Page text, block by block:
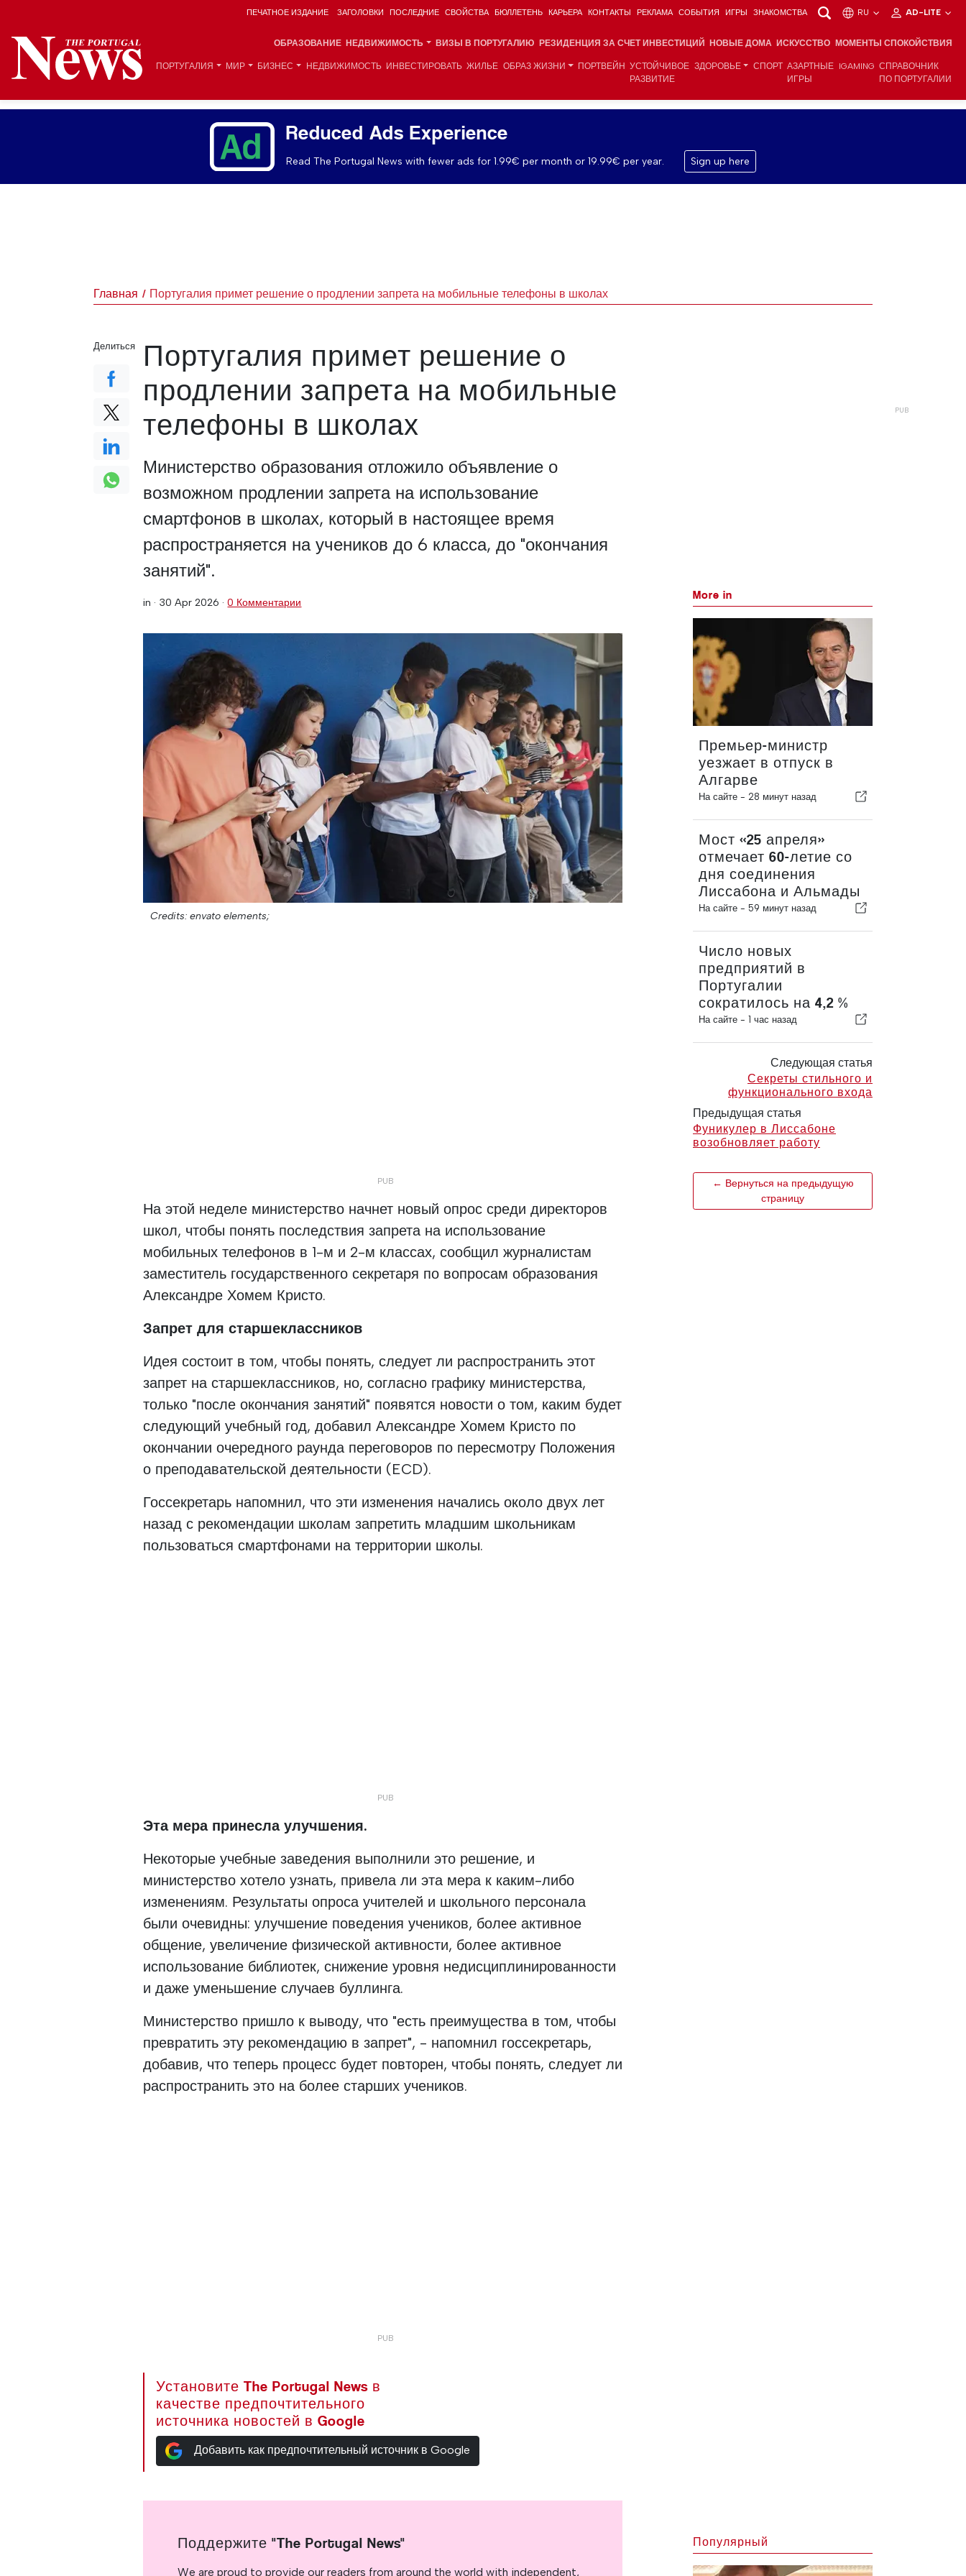
ПЕЧАТНОЕ ИЗДАНИЕ ЗАГОЛОВКИ ПОСЛЕДНИЕ СВОЙСТВА БЮЛЛЕТЕНЬ КАРЬЕРА КОНТАКТЫ РЕКЛАМА СОБЫТИЯ ИГРЫ ЗНАКОМСТВА RU AD-LITE
ОБРАЗОВАНИЕ НЕДВИЖИМОСТЬ ВИЗЫ В ПОРТУГАЛИЮ РЕЗИДЕНЦИЯ ЗА СЧЕТ ИНВЕСТИЦИЙ НОВЫЕ ДОМА ИСКУССТВО МОМЕНТЫ СПОКОЙСТВИЯ
ПОРТУГАЛИЯ МИР БИЗНЕС НЕДВИЖИМОСТЬ ИНВЕСТИРОВАТЬ ЖИЛЬЕ ОБРАЗ ЖИЗНИ ПОРТВЕЙН УСТОЙЧИВОЕ
РАЗВИТИЕ
ЗДОРОВЬЕ СПОРТ АЗАРТНЫЕ
ИГРЫ
IGAMING СПРАВОЧНИК
ПО ПОРТУГАЛИИ
Reduced Ads Experience
Read The Portugal News with fewer ads for 1.99€ per month or 19.99€ per year. Sign up here
Главная Португалия примет решение о продлении запрета на мобильные телефоны в школах
Португалия примет решение о
продлении запрета на мобильные
телефоны в школах
Министерство образования отложило объявление о
возможном продлении запрета на использование
смартфонов в школах, который в настоящее время
распространяется на учеников до 6 класса, до "окончания
занятий".
in · 30 Apr 2026 ·0 Комментарии
Credits: envato elements;
На этой неделе министерство начнет новый опрос среди директоров
школ, чтобы понять последствия запрета на использование
мобильных телефонов в 1-м и 2-м классах, сообщил журналистам
заместитель государственного секретаря по вопросам образования
Александре Хомем Кристо.
Запрет для старшеклассников
Идея состоит в том, чтобы понять, следует ли распространить этот
запрет на старшеклассников, но, согласно графику министерства,
только "после окончания занятий" появятся новости о том, каким будет
следующий учебный год, добавил Александре Хомем Кристо по
окончании очередного раунда переговоров по пересмотру Положения
о преподавательской деятельности (ECD).
Госсекретарь напомнил, что эти изменения начались около двух лет
назад с рекомендации школам запретить младшим школьникам
пользоваться смартфонами на территории школы.
Эта мера принесла улучшения.
Некоторые учебные заведения выполнили это решение, и
министерство хотело узнать, привела ли эта мера к каким-либо
изменениям. Результаты опроса учителей и школьного персонала
были очевидны: улучшение поведения учеников, более активное
общение, увеличение физической активности, более активное
использование библиотек, снижение уровня недисциплинированности
и даже уменьшение случаев буллинга.
Министерство пришло к выводу, что "есть преимущества в том, чтобы
превратить эту рекомендацию в запрет", - напомнил госсекретарь,
добавив, что теперь процесс будет повторен, чтобы понять, следует ли
распространить это на более старших учеников.
Установите The Portugal News в
качестве предпочтительного
источника новостей в Google
Добавить как предпочтительный источник в Google
Делиться
More in
Премьер-министр
уезжает в отпуск в
Алгарве
На сайте - 28 минут назад
Мост «25 апреля»
отмечает 60-летие со
дня соединения
Лиссабона и Альмады
На сайте - 59 минут назад
Число новых
предприятий в
Португалии
сократилось на 4,2 %
На сайте - 1 час назад
Следующая статья
Секреты стильного и
функционального входа
Предыдущая статья
Фуникулер в Лиссабоне
возобновляет работу
← Вернуться на предыдущую
страницу
Поддержите "The Portugal News"
We are proud to provide our readers from around the world with independent,
Популярный